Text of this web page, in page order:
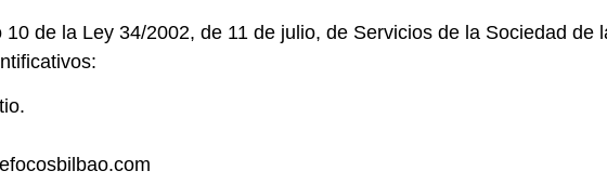
de la Ley 34/2002, de 11 de julio, de Servicios de la Sociedad de